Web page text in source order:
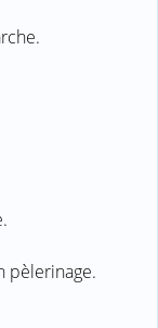
pèlerinage.